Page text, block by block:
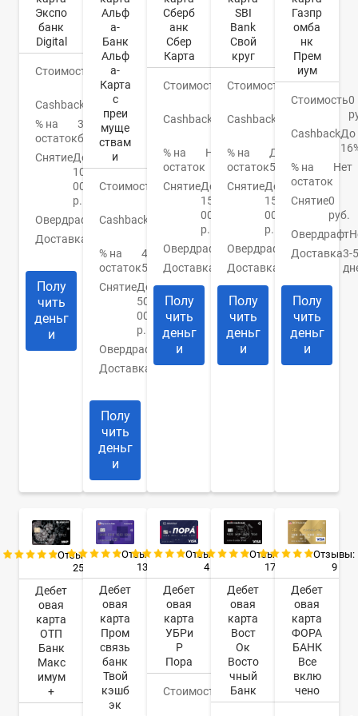
Экспо
банк
Digital
Стоимость
руб.
Cashback
Бонусы
% на
остаток
3%
бонусами
СнятиеДо
100
000
р.
Овердрафт
Нет
Доставка
курьер
Полу
чить
деньг
и
Альф
а-
Банк
Альф
а-
Карта
с
преи
муще
ствам
и
Стоимость
Cashback
% на
остаток
4-
5%
СнятиеДо
50
000
р.
Овердрафт
Доставка Банк/
Полу
чить
деньг
и
Сберб
анк
Сбер
Карта
Стоимость
Cashback
До
% на
остаток
Нет
СнятиеДо
150
000
р.
Овердрафт
Нет
Доставка
Банк
Полу
чить
деньг
и
SBI
Bank
Свой
круг
Стоимость0
руб.
Cashback
10%
% на
остаток
До
5,5%
СнятиеДо
150
000
р.
Овердрафт
Нет
Доставка
Полу
чить
деньг
и
Газпр
омба
нк
Прем
иум
Стоимость0
CashbackДо
% на
остаток
Нет
Снятие0
руб.
Овердрафт
Доставка3-5
Полу
чить
деньг
и
Отзывы:
25
Дебет
овая
карта
ОТП
Банк
Макс
имум
+
Отзывы:
13
Дебет
овая
карта
Пром
связь
банк
Твой
кэшб
эк
Отзывы:
4
Дебет
овая
карта
УБРи
Р
Пора
Стоимость
руб.
Отзывы:
17
Дебет
овая
карта
Вост
Ок
Восто
чный
Банк
Отзывы:
9
Дебет
овая
карта
ФОРА
БАНК
Все
вклю
чено